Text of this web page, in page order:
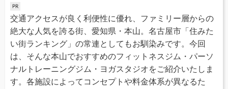
交通アクセスが良く利便性に優れ、ファミリー層からの
絶大な人気を誇る街、愛知県・本山。名古屋市「住みた
い街ランキング」の常連としてもお馴染みです。今回
は、そんな本山でおすすめのフィットネスジム・パーソ
ナルトレーニングジム・ヨガスタジオをご紹介いたしま
す。各施設によってコンセプトや料金体系が異なるた